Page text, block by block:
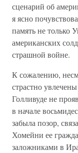
сценарий об
я ясно
память не только
американских
страшной войне.
К сожалению,
страстно
Голливуде не
в начале
забыла позор,
Хомейни ее
заложниками в